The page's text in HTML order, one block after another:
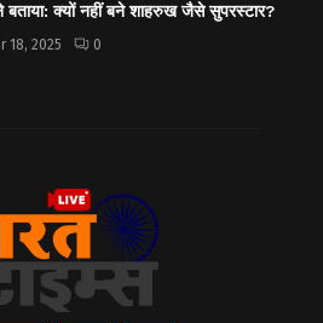
बताया: क्यों नहीं बने शाहरुख जैसे सुपरस्टार?
18, 2025 0